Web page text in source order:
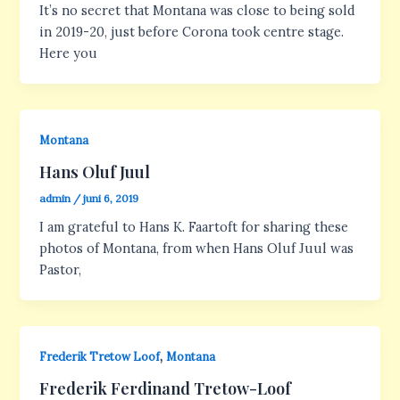
It’s no secret that Montana was close to being sold
in 2019-20, just before Corona took centre stage.
Here you
Montana
Hans Oluf Juul
admin /juni 6, 2019
I am grateful to Hans K. Faartoft for sharing these
photos of Montana, from when Hans Oluf Juul was
Pastor,
Frederik Tretow Loof,Montana
Frederik Ferdinand Tretow-Loof